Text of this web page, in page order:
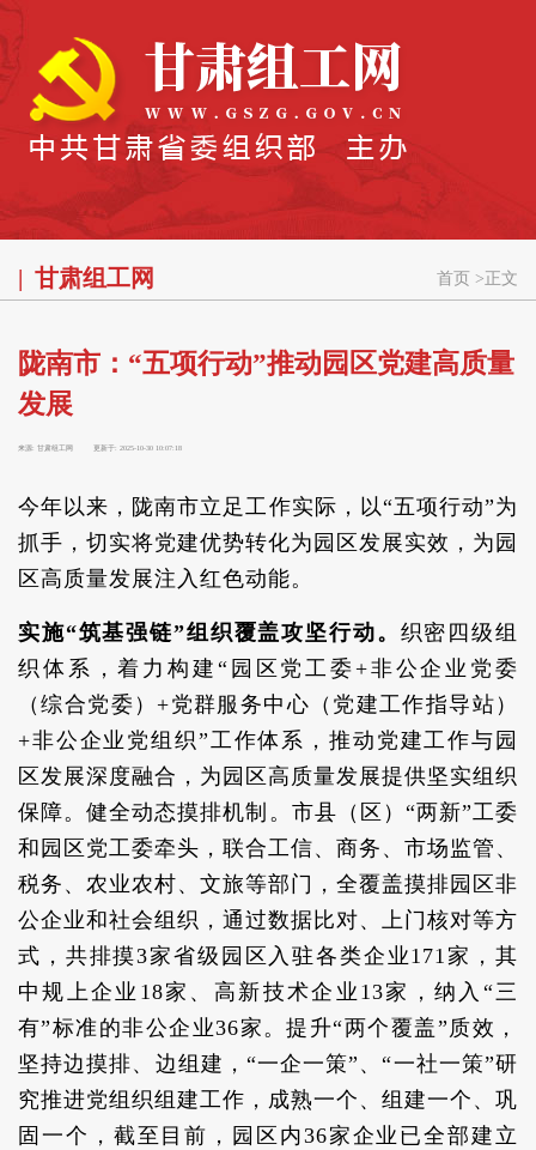
甘肃组工网 首页 > 正文
陇南市：“五项行动”推动园区党建高质量
发展
来源: 甘肃组工网 更新于: 2025-10-30 10:07:18
今年以来，陇南市立足工作实际，以“五项行动”为
抓手，切实将党建优势转化为园区发展实效，为园
区高质量发展注入红色动能。
实施“筑基强链”组织覆盖攻坚行动。 织密四级组
织体系，着力构建“园区党工委+非公企业党委
（综合党委）+党群服务中心（党建工作指导站）
+非公企业党组织”工作体系，推动党建工作与园
区发展深度融合，为园区高质量发展提供坚实组织
保障。健全动态摸排机制。市县（区）“两新”工委
和园区党工委牵头，联合工信、商务、市场监管、
税务、农业农村、文旅等部门，全覆盖摸排园区非
公企业和社会组织，通过数据比对、上门核对等方
式，共排摸3家省级园区入驻各类企业171家，其
中规上企业18家、高新技术企业13家，纳入“三
有”标准的非公企业36家。提升“两个覆盖”质效，
坚持边摸排、边组建，“一企一策”、“一社一策”研
究推进党组织组建工作，成熟一个、组建一个、巩
固一个，截至目前，园区内36家企业已全部建立